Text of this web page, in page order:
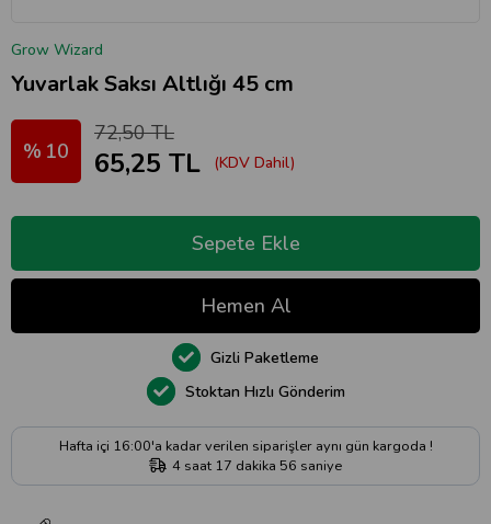
Grow Wizard
Yuvarlak Saksı Altlığı 45 cm
10
72,50 TL
65,25 TL (KDV Dahil)
Hafta içi 16:00'a kadar verilen siparişler aynı gün kargoda !
4 saat 17 dakika 55 saniye
Stoktan Hızlı Gönderim
Gizli Paketleme